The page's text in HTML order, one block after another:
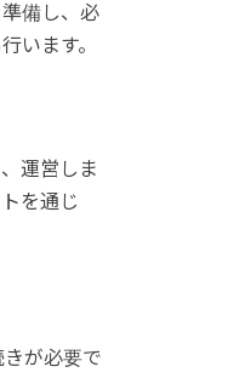
備し、必
います。
運営しま
を通じ
が必要で